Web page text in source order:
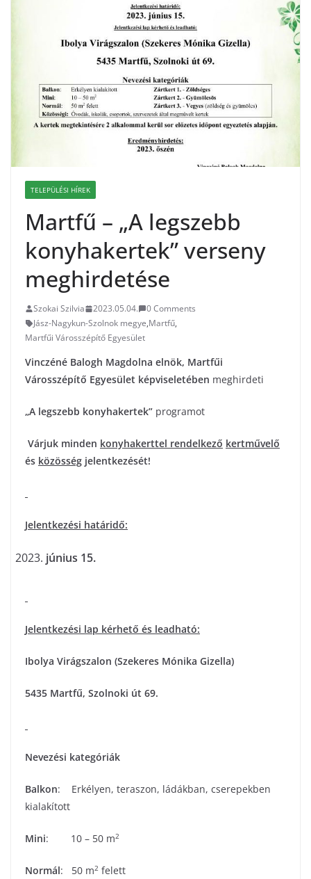
TELEPÜLÉSI HÍREK
Martfű – „A legszebb
konyhakertek” verseny
meghirdetése
Szokai Szilvia 2023.05.04.
0 Comments
Jász-Nagykun-Szolnok megye,Martfű,
Martfűi Városszépítő Egyesület
Vinczéné Balogh Magdolna elnök, Martfűi
Városszépítő Egyesület képviseletében meghirdeti
„A legszebb konyhakertek” programot
Várjuk minden konyhakerttel rendelkező kertművelő
és közösség jelentkezését!
Jelentkezési határidő:
június 15.
Jelentkezési lap kérhető és leadható:
Ibolya Virágszalon (Szekeres Mónika Gizella)
5435 Martfű, Szolnoki út 69.
Nevezési kategóriák
Balkon: Erkélyen, teraszon, ládákban, cserepekben
kialakított
Mini: 10 – 50 m2
Normál: 50 m2 felett